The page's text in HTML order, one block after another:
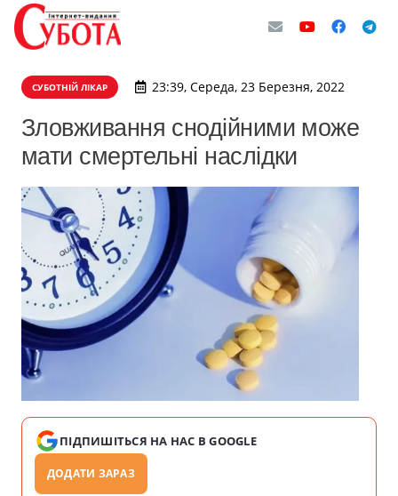
СУБОТНІЙ ЛІКАР 23:39, Середа, 23 Березня, 2022
Зловживання снодійними може
мати смертельні наслідки
ПІДПИШІТЬСЯ НА НАС В GOOGLE
ДОДАТИ ЗАРАЗ